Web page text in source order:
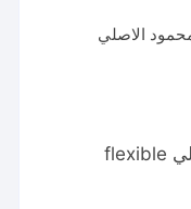
كن أول من يقيم “فلكسبل 11 مللي flexible